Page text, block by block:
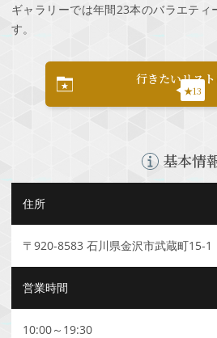
ギャラリーでは年間23本のバラエテ
す。
行きたいリス
★13
基本情
住所
〒920-8583 石川県金沢市武蔵町15-
営業時間
10:00～19:30